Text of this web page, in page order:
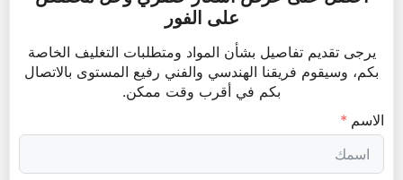
على الفور
يرجى تقديم تفاصيل بشأن المواد ومتطلبات التغليف الخاصة
بكم، وسيقوم فريقنا الهندسي والفني رفيع المستوى بالاتصال
بكم في أقرب وقت ممكن.
الاسم